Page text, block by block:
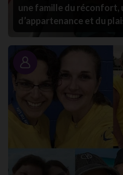
une famille du réconfort,
d’appartenance et du
Portrait